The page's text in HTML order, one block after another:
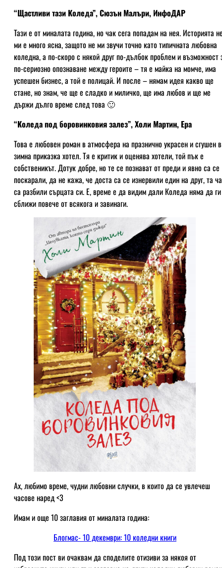
“Щастливи тази Коледа”, Сюзън Малъри, ИнфоДАР
Тази е от миналата година, но чак сега попадам на нея. Историята
ми е много ясна, защото не ми звучи точно като типичната любовна
коледна, а по-скоро с някой друг по-дълбок проблем и възможност
по-сериозно опознаване между героите – тя е майка на момче, има
успешен бизнес, а той е полицай. И после – нямам идея какво ще
стане, но знам, че ще е сладко и миличко, ще има любов и ще ме
държи дълго време след това 🙂
“Коледа под боровинковия залез”, Холи Мартин, Ера
Това е любовен роман в атмосфера на празнично украсен и сгушен в
зимна приказка хотел. Тя е критик и оценява хотели, той пък е
собственикът. Дотук добре, но те се познават от преди и явно са се
поскарали, да не кажа, че доста са се изнервили един на друг, та
са разбили сърцата си. Е, време е да видим дали Коледа няма да ги
сближи повече от всякога и завинаги.
Ах, любимо време, чудни любовни случки, в които да се увлечеш
часове наред <3
Имам и още 10 заглавия от миналата година:
Блогмас- 10 декември: 10 коледни книги
Под този пост ви очаквам да споделите отизиви за някоя от